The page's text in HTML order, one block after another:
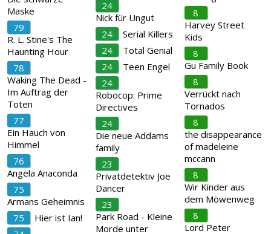
Maske
79
R. L. Stine's The
Haunting Hour
78
Waking The Dead -
Im Auftrag der
Toten
77
Ein Hauch von
Himmel
76
Angela Anaconda
75
Armans Geheimnis
75
Hier ist Ian!
24
Nick für Ungut
24
Serial Killers
24
Total Genial
24
Teen Engel
24
Robocop: Prime
Directives
24
Die neue Addams
family
23
Privatdetektiv Joe
Dancer
23
Park Road - Kleine
Morde unter
8
Harvey Street
Kids
8
Gu Family Book
8
Verrückt nach
Tornados
8
the disappearance
of madeleine
mccann
8
Wir Kinder aus
dem Möwenweg
8
Lord Peter